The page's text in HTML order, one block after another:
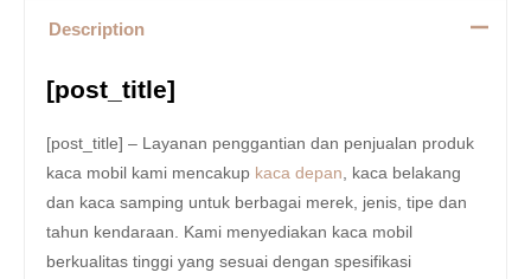
Description
[post_title]
[post_title] – Layanan penggantian dan penjualan produk
kaca mobil kami mencakup kaca depan , kaca belakang
dan kaca samping untuk berbagai merek, jenis, tipe dan
tahun kendaraan. Kami menyediakan kaca mobil
berkualitas tinggi yang sesuai dengan spesifikasi